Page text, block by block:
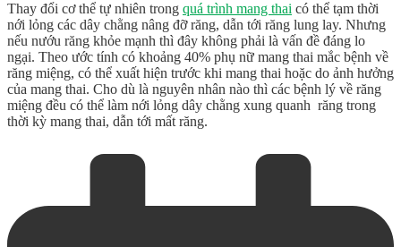
Thay đổi cơ thể tự nhiên trong quá trình mang thai có thể tạm thời
nới lỏng các dây chằng nâng đỡ răng, dẫn tới răng lung lay. Nhưng
nếu nướu răng khỏe mạnh thì đây không phải là vấn đề đáng lo
ngại. Theo ước tính có khoảng 40% phụ nữ mang thai mắc bệnh về
răng miệng, có thể xuất hiện trước khi mang thai hoặc do ảnh hưởng
của mang thai. Cho dù là nguyên nhân nào thì các bệnh lý về răng
miệng đều có thể làm nới lỏng dây chằng xung quanh răng trong
thời kỳ mang thai, dẫn tới mất răng.